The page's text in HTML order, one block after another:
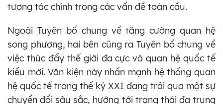
tương tác chính trong các vấn đề toàn cầu.
Ngoài Tuyên bố chung về tăng cường quan hệ
song phương, hai bên cũng ra Tuyên bố chung về
việc thúc đẩy thế giới đa cực và quan hệ quốc tế
kiểu mới. Văn kiện này nhấn mạnh hệ thống quan
hệ quốc tế trong thế kỷ XXI đang trải qua một sự
chuyển đổi sâu sắc, hướng tới trạng thái đa trung